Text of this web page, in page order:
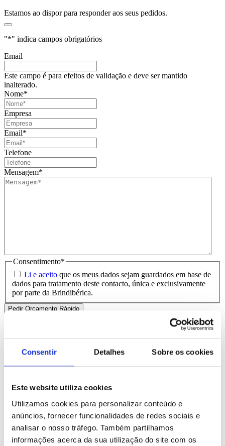
Consentir Detalhes Sobre os cookies
Este website utiliza cookies
Utilizamos cookies para personalizar conteúdo e
anúncios, fornecer funcionalidades de redes sociais e
analisar o nosso tráfego. Também partilhamos
informações acerca da sua utilização do site com os
Estamos ao dispor para responder aos seus pedidos.
"*" indica campos obrigatórios
Email
Este campo é para efeitos de validação e deve ser mantido
inalterado.
Nome*
Empresa
Email*
Telefone
Mensagem*
Consentimento*
Li e aceito que os meus dados sejam guardados em base de
dados para tratamento deste contacto, única e exclusivamente
por parte da Brindibérica.
Produtos Relacionados
Comprar
Marlowe
REF. BI-PS-93707
desde 1.08€